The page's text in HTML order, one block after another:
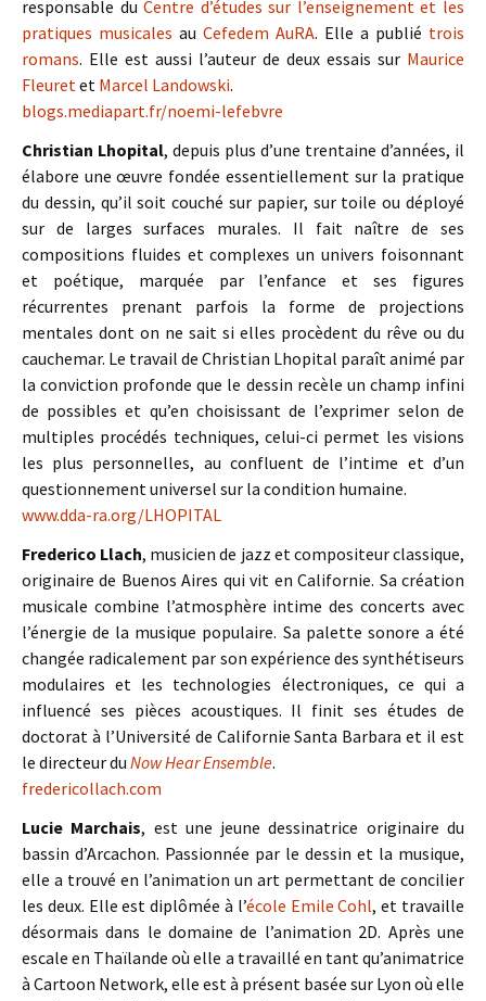
responsable duCentre d’études sur l’enseignement et les
pratiques musicales au Cefedem AuRA. Elle a publié trois
romans. Elle est aussi l’auteur de deux essais sur Maurice
Fleuretet Marcel Landowski.
blogs.mediapart.fr/noemi-lefebvre
Christian Lhopital, depuis plus d’une trentaine d’années, il
élabore une œuvre fondée essentiellement sur la pratique
du dessin, qu’il soit couché sur papier, sur toile ou déployé
sur de larges surfaces murales. Il fait naître de ses
compositions fluides et complexes un univers foisonnant
et poétique, marquée par l’enfance et ses figures
récurrentes prenant parfois la forme de projections
mentales dont on ne sait si elles procèdent du rêve ou du
cauchemar. Le travail de Christian Lhopital paraît animé par
la conviction profonde que le dessin recèle un champ infini
de possibles et qu’en choisissant de l’exprimer selon de
multiples procédés techniques, celui-ci permet les visions
les plus personnelles, au confluent de l’intime et d’un
questionnement universel sur la condition humaine.
www.dda-ra.org/LHOPITAL
Frederico Llach, musicien de jazz et compositeur classique,
originaire de Buenos Aires qui vit en Californie. Sa création
musicale combine l’atmosphère intime des concerts avec
l’énergie de la musique populaire. Sa palette sonore a été
changée radicalement par son expérience des synthétiseurs
modulaires et les technologies électroniques, ce qui a
influencé ses pièces acoustiques. Il finit ses études de
doctorat à l’Université de Californie Santa Barbara et il est
le directeur du Now Hear Ensemble.
fredericollach.com
Lucie Marchais, est une jeune dessinatrice originaire du
bassin d’Arcachon. Passionnée par le dessin et la musique,
elle a trouvé en l’animation un art permettant de concilier
les deux. Elle est diplômée à l’école Emile Cohl, et travaille
désormais dans le domaine de l’animation 2D. Après une
escale en Thaïlande où elle a travaillé en tant qu’animatrice
à Cartoon Network, elle est à présent basée sur Lyon où elle